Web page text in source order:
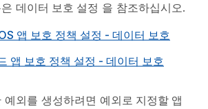
데이터 보호 설정 을 참조하십시오.
앱 보호 정책 설정 - 데이터 보호
앱 보호 정책 설정 - 데이터 보호
예외를 생성하려면 예외로 지정할 앱